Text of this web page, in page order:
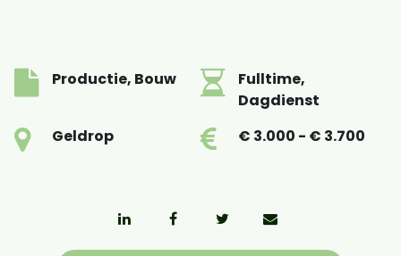
Productie, Bouw
Fulltime,
Dagdienst
Geldrop
€ 3.000 - € 3.700